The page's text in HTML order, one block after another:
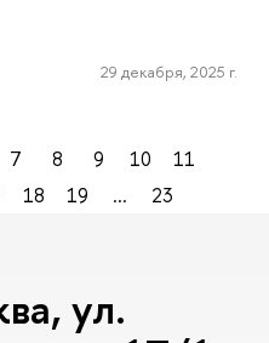
29 декабря, 2025 г.
7 8 9 10
11
18 19 ... 23
ул.